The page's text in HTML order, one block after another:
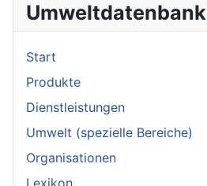
Umweltdatenbank
Start
Produkte
Dienstleistungen
Umwelt (spezielle Bereiche)
Organisationen